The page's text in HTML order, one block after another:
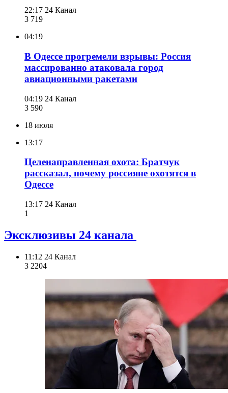
22:17 24 Канал
3 719
04:19
В Одессе прогремели взрывы: Россия
массированно атаковала город
авиационными ракетами
04:19 24 Канал
3 590
18 июля
13:17
Целенаправленная охота: Братчук
рассказал, почему россияне охотятся в
Одессе
13:17 24 Канал
1
Эксклюзивы 24 канала
11:12 24 Канал
3 2204